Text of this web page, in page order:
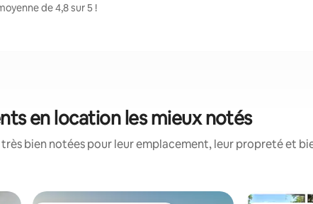
de 4,8 sur 5 !
en location les mieux notés
bien notées pour leur emplacement, leur propreté et